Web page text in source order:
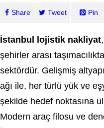
Share Tweet Pin
İstanbul lojistik nakliyat
şehirler arası
sektördür. Gelişmiş
ağı ile, her türlü yük ve
şekilde hedef noktasına
Modern araç filosu ve